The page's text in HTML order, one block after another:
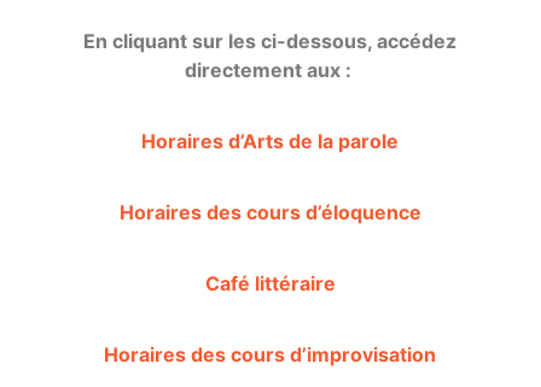
En cliquant sur les ci-dessous, accédez
directement aux :
Horaires d’Arts de la parole
Horaires des cours d’éloquence
Café littéraire
Horaires des cours d’improvisation